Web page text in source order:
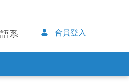
語系 會員登入